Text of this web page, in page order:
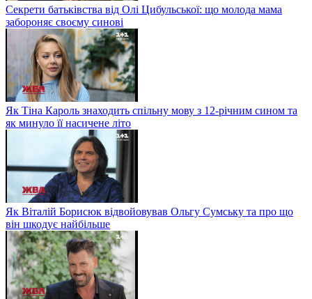
Секрети батьківства від Олі Цибульської: що молода мама
забороняє своєму синові
Як Тіна Кароль знаходить спільну мову з 12-річним сином та
як минуло її насичене літо
Як Віталій Борисюк відвойовував Ольгу Сумську та про що
він шкодує найбільше